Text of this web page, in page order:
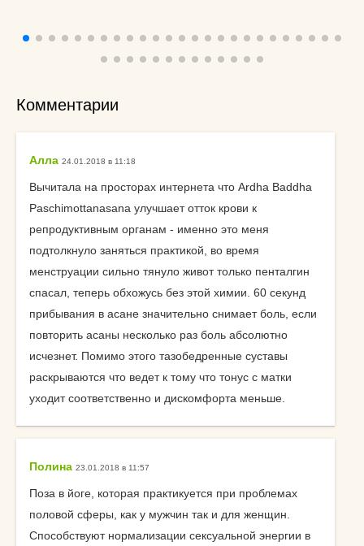
Комментарии
Алла 24.01.2018 в 11:18
Вычитала на просторах интернета что Ardha Baddha
Paschimottanasana улучшает отток крови к
репродуктивным органам - именно это меня
подтолкнуло заняться практикой, во время
менструации сильно тянуло живот только пенталгин
спасал, теперь обхожусь без этой химии. 60 секунд
прибывания в асане значительно снимает боль, если
повторить асаны несколько раз боль абсолютно
исчезнет. Помимо этого тазобедренные суставы
раскрываются что ведет к тому что тонус с матки
уходит соответственно и дискомфорта меньше.
Полина 23.01.2018 в 11:57
Поза в йоге, которая практикуется при проблемах
половой сферы, как у мужчин так и для женщин.
Способствуют нормализации сексуальной энергии в